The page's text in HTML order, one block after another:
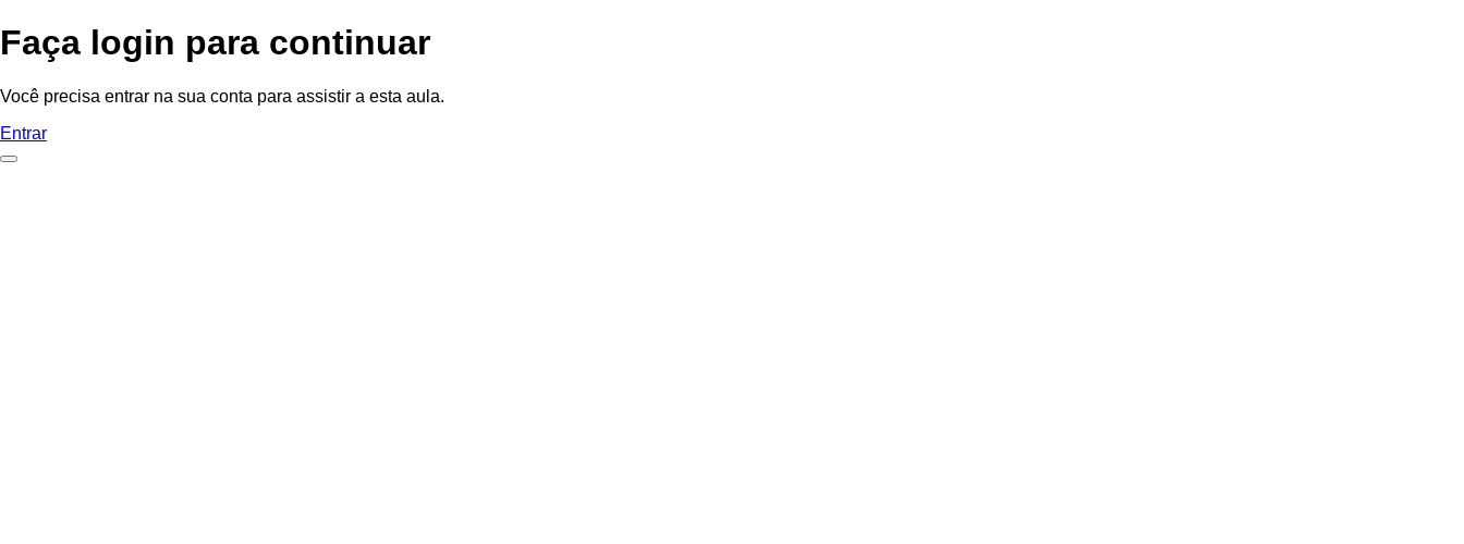
Faça login para continuar
Você precisa entrar na sua conta para assistir a esta aula.
Entrar